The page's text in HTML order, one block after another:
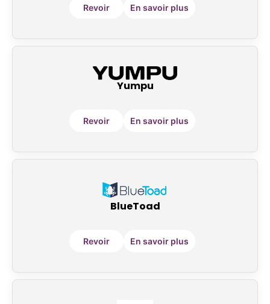
Revoir En savoir plus
Yumpu
Revoir En savoir plus
BlueToad
Revoir En savoir plus